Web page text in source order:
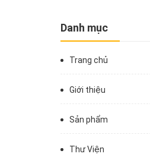
Danh mục
Trang chủ
Giới thiệu
Sản phẩm
Thư Viện